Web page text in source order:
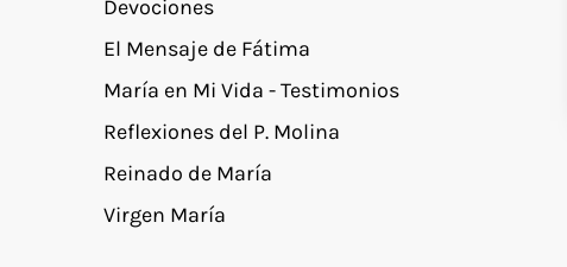
Devociones
El Mensaje de Fátima
María en Mi Vida - Testimonios
Reflexiones del P. Molina
Reinado de María
Virgen María